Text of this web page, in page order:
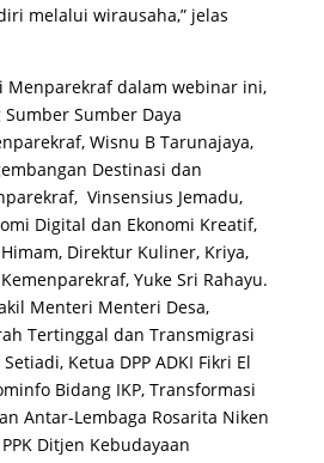
melalui wirausaha,” jelas
dalam webinar ini,
Sumber Daya
Wisnu B Tarunajaya,
Destinasi dan
Vinsensius Jemadu,
Digital dan Ekonomi Kreatif,
Direktur Kuliner, Kriya,
Yuke Sri Rahayu.
Menteri Menteri Desa,
Tertinggal dan Transmigrasi
Ketua DPP ADKI Fikri El
Bidang IKP, Transformasi
Antar-Lembaga Rosarita Niken
Ditjen Kebudayaan